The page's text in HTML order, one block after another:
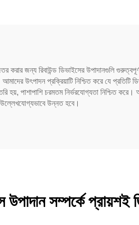
জন্য রিবাউন্ড ডিভাইসের উপাদানগুলি
উৎপাদন প্রক্রিয়াটি নিশ্চিত করে যে প্রতিটি
হয়, পাশাপাশি চরমতম নির্ভরযোগ্যতা নিশ্চিত
উল্লেখযোগ্যভাবে উন্নত হবে।
উপাদান সম্পর্কে প্রায়শই